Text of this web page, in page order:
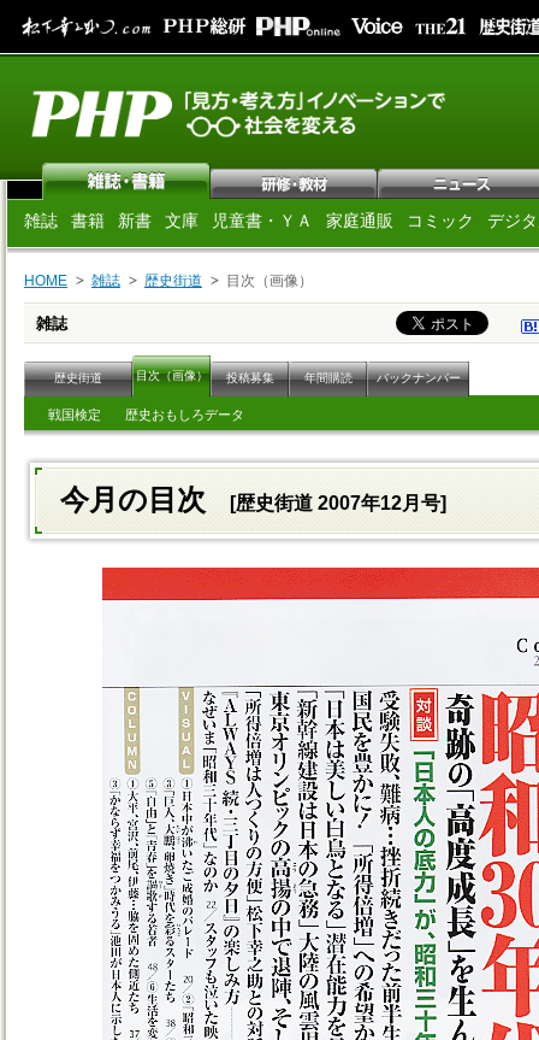
雑誌 書籍 新書 文庫 児童書・ＹＡ 家庭通販 コミック デジ
HOME 雑誌 歴史街道 目次（画像）
雑誌
歴史街道 目次（画像） 投稿募集 年間購読 バックナンバー
戦国検定 歴史おもしろデータ
今月の目次 [歴史街道 2007年12月号]